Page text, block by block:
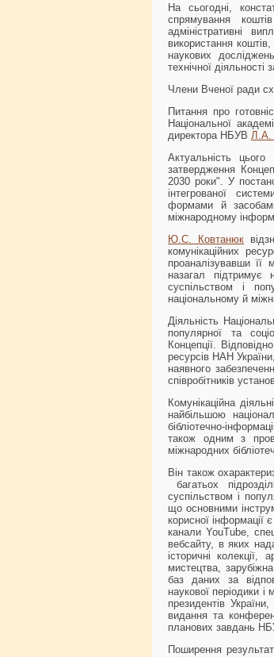
На сьогодні,
спрямування
адміністративні
використання
наукових
технічної діяльності
Члени Вченої ради
Питання про
Національної
директора НБУВ Л.А.
Актуальність
затвердження
2030 роки". У
інтегрованої
формами й
міжнародному
Ю.С. Ковтанюк
комунікаційних
проаналізувавши її
назагал підтримує
суспільством і
національному й
Діяльність
популярної та
Концепції.
ресурсів НАН
наявного
співробітників
Комунікаційна
найбільшою
бібліотечно-
також одним з
міжнародних
Він також
багатьох
суспільством і
що основними
корисної інформації
канали YouTube,
вебсайту, в яких
історичні
мистецтва,
баз даних за
наукової періодики
президентів
видання та
планових завдань
Поширення